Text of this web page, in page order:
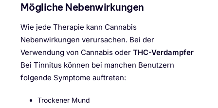
Mögliche Nebenwirkungen
Wie jede Therapie kann Cannabis
Nebenwirkungen verursachen. Bei der
Verwendung von Cannabis oder THC-Verdampfer
Bei Tinnitus können bei manchen Benutzern
folgende Symptome auftreten:
Trockener Mund